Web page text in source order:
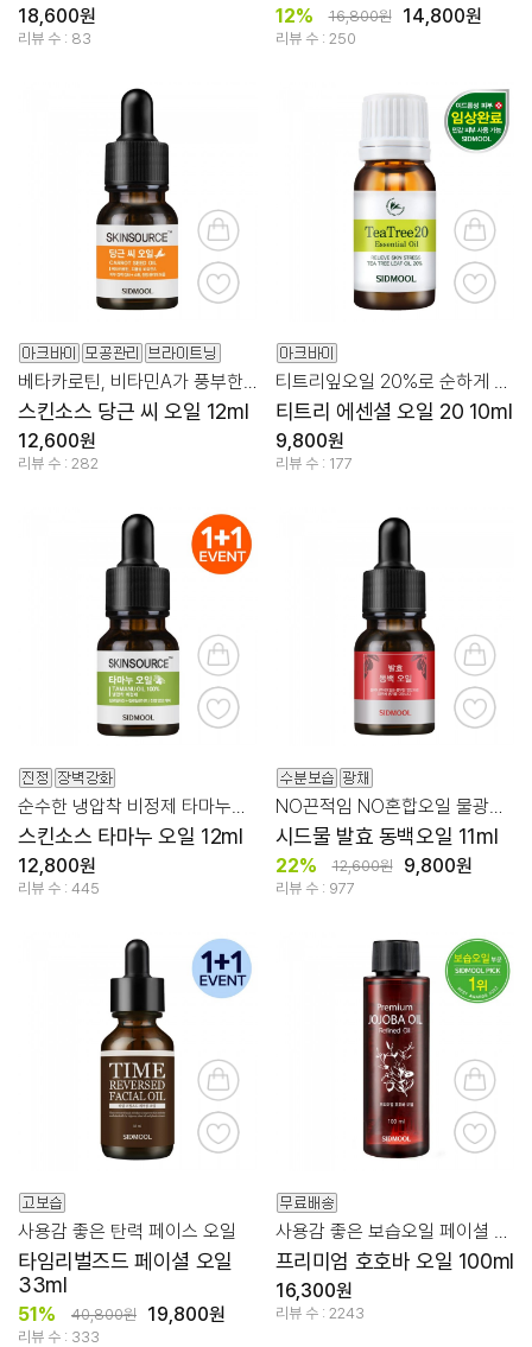
18,600원
리뷰 수 : 83
12% 16,800원 14,800원
리뷰 수 : 250
스킨소스 당근 씨 오일 12ml
12,600원
리뷰 수 : 282
티트리 에센셜 오일 20 10ml
9,800원
리뷰 수 : 177
스킨소스 타마누 오일 12ml
12,800원
리뷰 수 : 445
NO끈적임 NO혼합오일 물광보습 냉압착비정제
시드물 발효 동백오일 11ml
22% 12,600원 9,800원
리뷰 수 : 977
사용감 좋은 탄력 페이스 오일
타임리벌즈드 페이셜 오일
33ml
51% 40,800원 19,800원
리뷰 수 : 333
프리미엄 호호바 오일 100ml
16,300원
리뷰 수 : 2243